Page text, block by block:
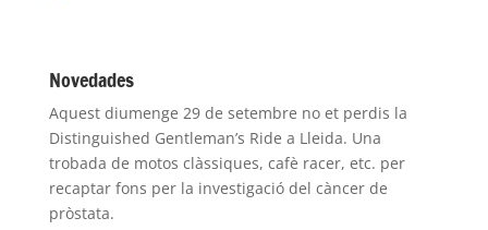
Novedades
Aquest diumenge 29 de setembre no et perdis la
Distinguished Gentleman’s Ride a Lleida. Una
trobada de motos clàssiques, cafè racer, etc. per
recaptar fons per la investigació del càncer de
pròstata.